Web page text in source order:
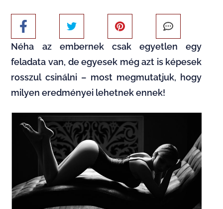
Néha az embernek csak egyetlen egy
feladata van, de egyesek még azt is képesek
rosszul csinálni – most megmutatjuk, hogy
milyen eredményei lehetnek ennek!